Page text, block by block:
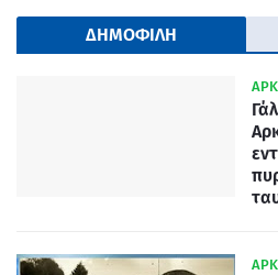
ΔΗΜΟΦΙΛΗ